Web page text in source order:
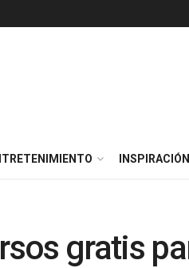
INSPIRACIÓN
gratis